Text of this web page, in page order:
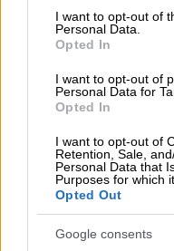
consent section.
I want to opt-out of
Personal Data.
Opted In
I want to opt-out of
Personal Data for
Opted In
I want to opt-out of
Retention, Sale,
Personal Data that
Purposes for which
Opted Out
Google consents
Οικονομία|
Έκτακτο
δικαιούνται
Αυγούστου